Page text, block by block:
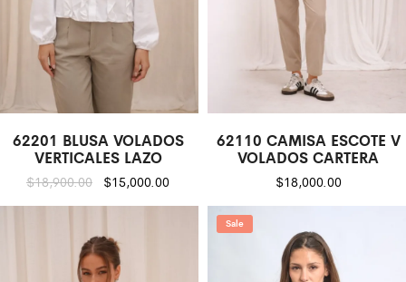
62201 BLUSA VOLADOS
VERTICALES LAZO
$18,900.00 $15,000.00
62110 CAMISA ESCOTE V
VOLADOS CARTERA
$18,000.00
Sale